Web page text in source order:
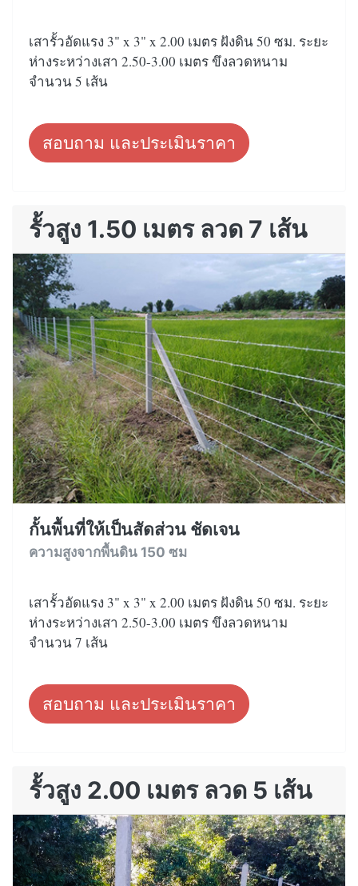
เสารั้วอัดแรง 3" x 3" x 2.00 เมตร ฝังดิน 50 ซม. ระยะ
ห่างระหว่างเสา 2.50-3.00 เมตร ขึงลวดหนาม
จำนวน 5 เส้น
สอบถาม และประเมินราคา
รั้วสูง 1.50 เมตร ลวด 7 เส้น
กั้นพื้นที่ให้เป็นสัดส่วน ชัดเจน
ความสูงจากพื้นดิน 150 ซม
เสารั้วอัดแรง 3" x 3" x 2.00 เมตร ฝังดิน 50 ซม. ระยะ
ห่างระหว่างเสา 2.50-3.00 เมตร ขึงลวดหนาม
จำนวน 7 เส้น
สอบถาม และประเมินราคา
รั้วสูง 2.00 เมตร ลวด 5 เส้น